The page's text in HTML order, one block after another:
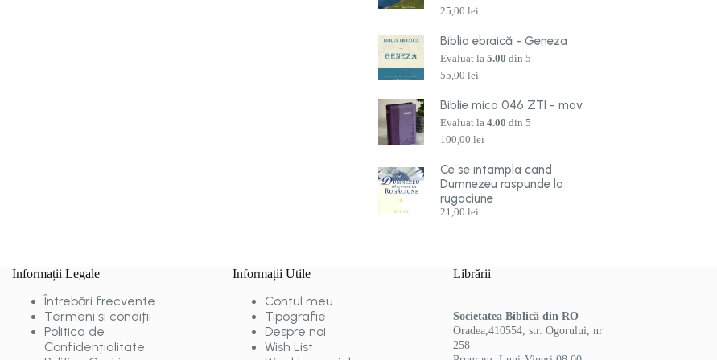
25,00lei
Biblia ebraică - Geneza
Evaluat la5.00 din 5
55,00lei
Biblie mica 046 ZTI - mov
Evaluat la4.00 din 5
100,00lei
Ce se intampla cand
Dumnezeu raspunde la
rugaciune
21,00lei
Informații Legale
Întrebări frecvente
Termeni și condiții
Politica de
Confidențialitate
Informații Utile
Contul meu
Tipografie
Despre noi
Wish List
Librării
Societatea Biblică din RO
Oradea,410554, str. Ogorului, nr
258